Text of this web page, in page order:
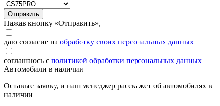
Отправить
Нажав кнопку «Отправить»,
даю согласие на обработку своих персональных данных
соглашаюсь с политикой обработки персональных данных
Автомобили в наличии
Оставьте заявку, и наш менеджер расскажет об автомобилях в
наличии